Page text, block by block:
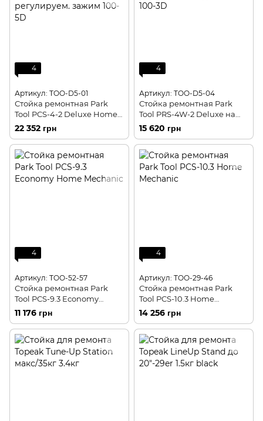
4
Артикул: TOO-D5-01
Стойка ремонтная Park
Tool PCS-4-2 Deluxe Home
Mechanic, регулируем.
зажим 100-5D
22 352 грн
4
Артикул: TOO-D5-04
Стойка ремонтная Park
Tool PRS-4W-2 Deluxe на
стену, зажим 100-3D
15 620 грн
4
Артикул: TOO-52-57
Стойка ремонтная Park
Tool PCS-9.3 Economy
Home Mechanic
11 176 грн
4
Артикул: TOO-29-46
Стойка ремонтная Park
Tool PCS-10.3 Home
Mechanic
14 256 грн